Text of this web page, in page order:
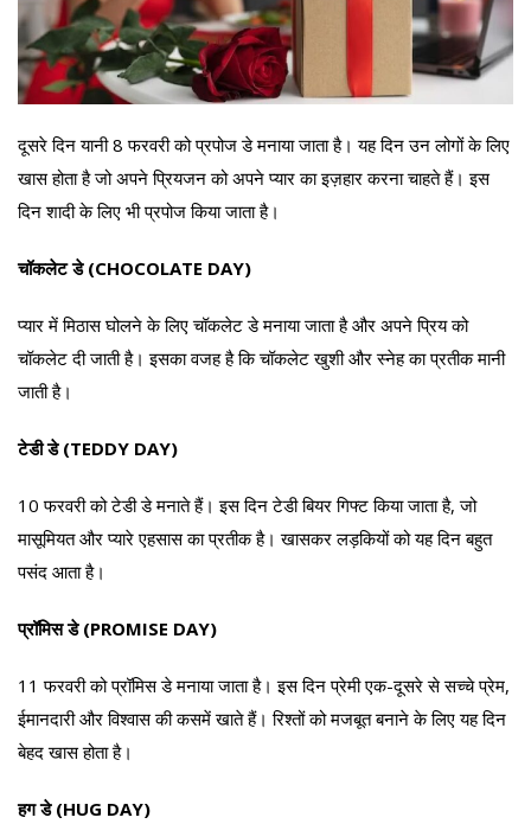
दूसरे दिन यानी 8 फरवरी को प्रपोज डे मनाया जाता है। यह दिन उन लोगों के लिए
खास होता है जो अपने प्रियजन को अपने प्यार का इज़हार करना चाहते हैं। इस
दिन शादी के लिए भी प्रपोज किया जाता है।
चॉकलेट डे (CHOCOLATE DAY)
प्यार में मिठास घोलने के लिए चॉकलेट डे मनाया जाता है और अपने प्रिय को
चॉकलेट दी जाती है। इसका वजह है कि चॉकलेट खुशी और स्नेह का प्रतीक मानी
जाती है।
टेडी डे (TEDDY DAY)
10 फरवरी को टेडी डे मनाते हैं। इस दिन टेडी बियर गिफ्ट किया जाता है, जो
मासूमियत और प्यारे एहसास का प्रतीक है। खासकर लड़कियों को यह दिन बहुत
पसंद आता है।
प्रॉमिस डे (PROMISE DAY)
11 फरवरी को प्रॉमिस डे मनाया जाता है। इस दिन प्रेमी एक-दूसरे से सच्चे प्रेम,
ईमानदारी और विश्वास की कसमें खाते हैं। रिश्तों को मजबूत बनाने के लिए यह दिन
बेहद खास होता है।
हग डे (HUG DAY)